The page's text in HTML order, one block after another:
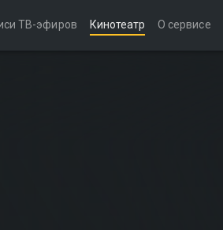
ТВ-эфиров Кинотеатр О сервисе